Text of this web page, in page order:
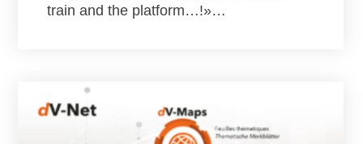
train and the platform…!»…